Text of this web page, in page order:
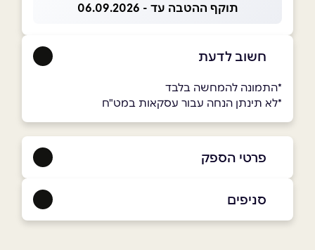
תוקף ההטבה עד - 06.09.2026
חשוב לדעת
*התמונה להמחשה בלבד
*לא תינתן הנחה עבור עסקאות במט"ח
פרטי הספק
סניפים